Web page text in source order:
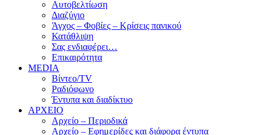
Αυτοβελτίωση
Διαζύγιο
Άγχος – Φοβίες – Κρίσεις πανικού
Κατάθλιψη
Σας ενδιαφέρει…
Επικαιρότητα
MEDIA
Βίντεο/TV
Ραδιόφωνο
Έντυπα και διαδίκτυο
ΑΡΧΕΙΟ
Αρχείο – Περιοδικά
Αρχείο – Εφημερίδες και διάφορα έντυπα